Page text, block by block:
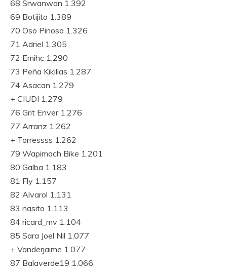
68 Srwanwan 1.392
69 Botijito 1.389
70 Oso Pinoso 1.326
71 Adriel 1.305
72 Emihc 1.290
73 Peña Kikilias 1.287
74 Asacan 1.279
+ CIUDI 1.279
76 Grit Enver 1.276
77 Arranz 1.262
+ Torressss 1.262
79 Wapimach Bike 1.201
80 Galba 1.183
81 Fly 1.157
82 Alvarol 1.131
83 nasito 1.113
84 ricard_mv 1.104
85 Sara Joel Nil 1.077
+ Vanderjaime 1.077
87 Balaverde19 1.066